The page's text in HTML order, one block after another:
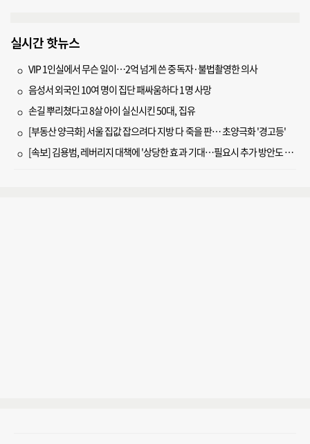
실시간 핫뉴스
VIP 1인실에서 무슨 일이…2억 넘게 쓴 중독자·불법촬영한 의사
음성서 외국인 10여 명이 집단 패싸움하다 1명 사망
손길 뿌리쳤다고 8살 아이 실신시킨 50대, 집유
[부동산 양극화] 서울 집값 잡으려다 지방 다 죽을 판… 초양극화 '경고등'
[속보] 김용범, 레버리지 대책에 '상당한 효과 기대…필요시 추가 방안도 검토'